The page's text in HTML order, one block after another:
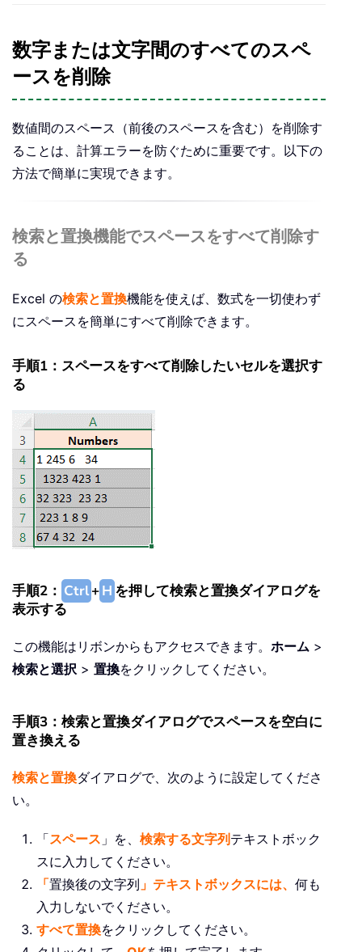
数字または文字間のすべてのスペ
ースを削除
数値間のスペース（前後のスペースを含む）を削除す
ることは、計算エラーを防ぐために重要です。以下の
方法で簡単に実現できます。
検索と置換機能でスペースをすべて削除す
る
Excel の検索と置換機能を使えば、数式を一切使わず
にスペースを簡単にすべて削除できます。
手順1：スペースをすべて削除したいセルを選択す
る
手順2： Ctrl+H を押して検索と置換ダイアログを
表示する
この機能はリボンからもアクセスできます。 ホーム >
検索と選択 > 置換をクリックしてください。
手順3：検索と置換ダイアログでスペースを空白に
置き換える
検索と置換ダイアログで、次のように設定してくださ
い。
「スペース 」を、 検索する文字列テキストボック
スに入力してください。
「置換後の文字列 」テキストボックスには、 何も
入力しないでください。
すべて置換をクリックしてください。